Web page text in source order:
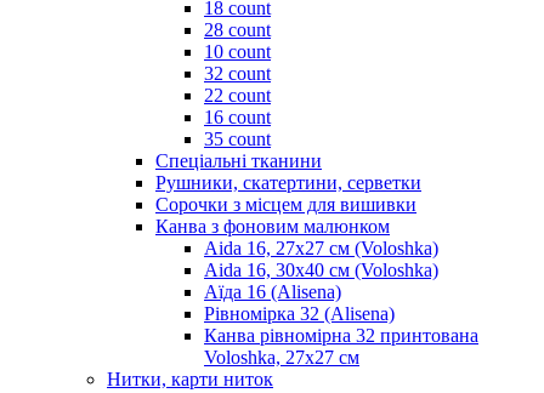
18 count
28 count
10 count
32 count
22 count
16 count
35 count
Спеціальні тканини
Рушники, скатертини, серветки
Сорочки з місцем для вишивки
Канва з фоновим малюнком
Aida 16, 27х27 см (Voloshka)
Aida 16, 30х40 см (Voloshka)
Аїда 16 (Alisena)
Рівномірка 32 (Alisena)
Канва рівномірна 32 принтована
Voloshka, 27х27 см
Нитки, карти ниток